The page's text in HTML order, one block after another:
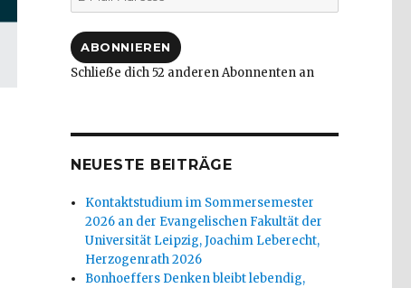
Mail-
ABONNIEREN
Schließe dich 52 anderen Abonnenten an
NEUESTE BEITRÄGE
Kontaktstudium im Sommersemester
2026 an der Evangelischen Fakultät der
Universität Leipzig, Joachim Leberecht,
Herzogenrath 2026
Bonhoeffers Denken bleibt lebendig,